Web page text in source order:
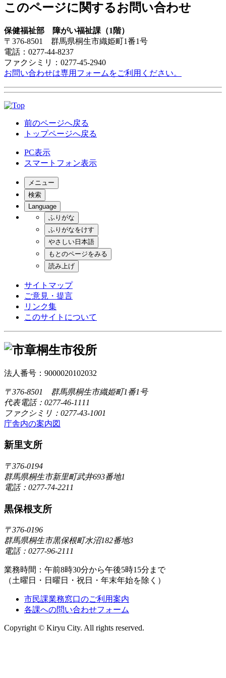
このページに関するお問い合わせ
保健福祉部 障がい福祉課（1階）
〒376-8501 群馬県桐生市織姫町1番1号
電話：0277-44-8237
ファクシミリ：0277-45-2940
お問い合わせは専用フォームをご利用ください。
前のページへ戻る
トップページへ戻る
PC表示
スマートフォン表示
メニュー
検索
Language
ふりがな
ふりがなをけす
やさしい日本語
もとのページをみる
読み上げ
サイトマップ
ご意見・提言
リンク集
このサイトについて
桐生市役所
法人番号：9000020102032
〒376-8501 群馬県桐生市織姫町1番1号
代表電話：0277-46-1111
ファクシミリ：0277-43-1001
庁舎内の案内図
新里支所
〒376-0194
群馬県桐生市新里町武井693番地1
電話：0277-74-2211
黒保根支所
〒376-0196
群馬県桐生市黒保根町水沼182番地3
電話：0277-96-2111
業務時間：午前8時30分から午後5時15分まで
（土曜日・日曜日・祝日・年末年始を除く）
市民課業務窓口のご利用案内
各課への問い合わせフォーム
Copyright © Kiryu City. All rights reserved.